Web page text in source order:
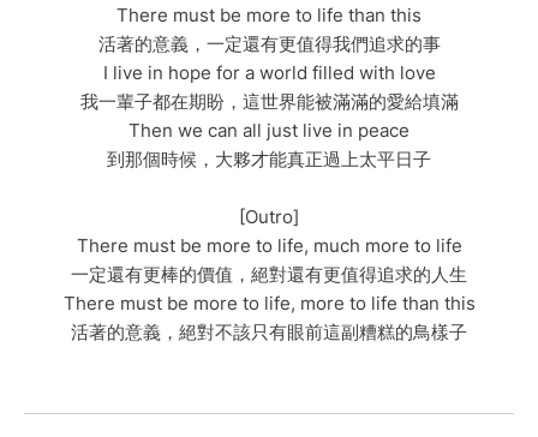
There must be more to life than this
活著的意義，一定還有更值得我們追求的事
I live in hope for a world filled with love
我一輩子都在期盼，這世界能被滿滿的愛給填滿
Then we can all just live in peace
到那個時候，大夥才能真正過上太平日子
[Outro]
There must be more to life, much more to life
一定還有更棒的價值，絕對還有更值得追求的人生
There must be more to life, more to life than this
活著的意義，絕對不該只有眼前這副糟糕的鳥樣子